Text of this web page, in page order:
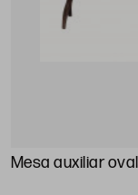
Mesa auxiliar